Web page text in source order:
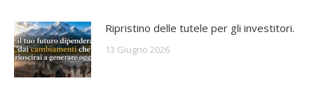
Ripristino delle tutele per gli investitori.
13 Giugno 2026